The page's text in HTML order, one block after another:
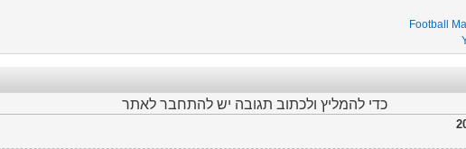
Football
כדי להמליץ ולכתוב תגובה יש להתחבר לאתר